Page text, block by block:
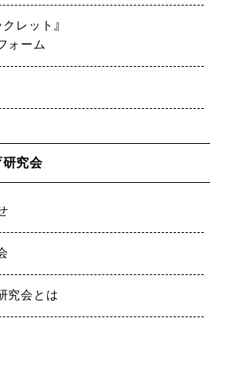
レット』
ォーム
研究会
究会とは